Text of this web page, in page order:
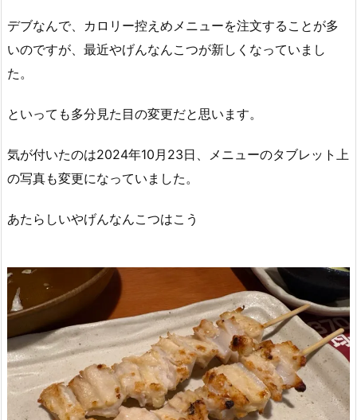
デブなんで、カロリー控えめメニューを注文することが多
いのですが、最近やげんなんこつが新しくなっていまし
た。
といっても多分見た目の変更だと思います。
気が付いたのは2024年10月23日、メニューのタブレット上
の写真も変更になっていました。
あたらしいやげんなんこつはこう